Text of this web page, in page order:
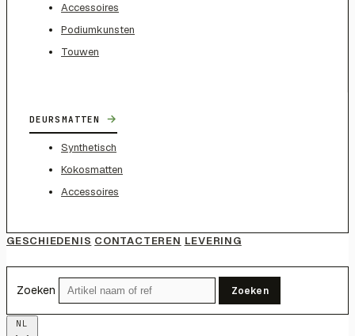
Accessoires
Podiumkunsten
Touwen
DEURSMATTEN →
Synthetisch
Kokosmatten
Accessoires
GESCHIEDENIS CONTACTEREN LEVERING
Zoeken Zoeken